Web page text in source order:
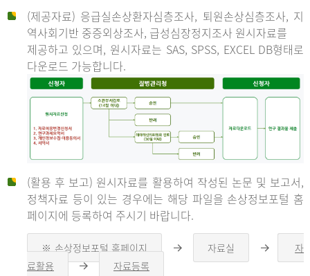
(제공자료) 응급실손상환자심층조사, 퇴원손상심층조사, 지
역사회기반 중증외상조사, 급성심장정지조사 원시자료를
제공하고 있으며, 원시자료는 SAS, SPSS, EXCEL DB형태로
다운로드 가능합니다.
신
청
(활용 후 보고) 원시자료를 활용하여 작성된 논문 및 보고서,
정책자료 등이 있는 경우에는 해당 파일을 손상정보포털 홈
페이지에 등록하여 주시기 바랍니다.
※ 손상정보포털 홈페이지
른
자료실
른
자
료활용
자료등록